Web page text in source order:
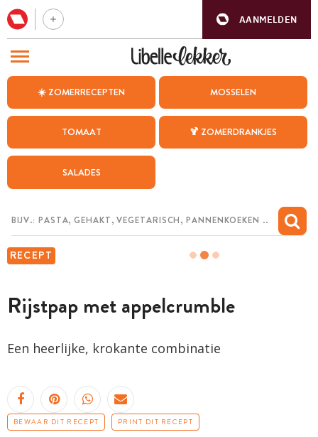
AANMELDEN
☀️ ZOMERRECEPTEN MOSSELEN
TOMAAT 🍹 ZOMERDRANKJES
SALADES
RECEPT
Rijstpap met appelcrumble
Een heerlijke, krokante combinatie
BEWAAR DIT RECEPT PRINT DIT RECEPT
BEZOEK ONZE ANDERE WEBSITES
WEEKMENU
CHAT MET MAIA
MIJN BEWAARDE RECEPTEN